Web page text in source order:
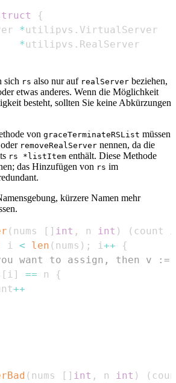
{
*utilipvs .
*utilipvs .
sich rs also nur auf realServer beziehen,
etwas anderes. Wenn die Möglichkeit
besteht, sollten Sie keine Abkürzungen
von graceTerminateRSList müssen
oder removeRealServer nennen, da die
rs *listItem enthält. Diese Methode
das Hinzufügen von rs im
kürzere Namen mehr
( nums [ ] int , n int ) ( count
i < len ( nums ) ; i ++
{
want to assign, then v :=
[ i ] == n
{
++
( nums [ ] int , n int ) (